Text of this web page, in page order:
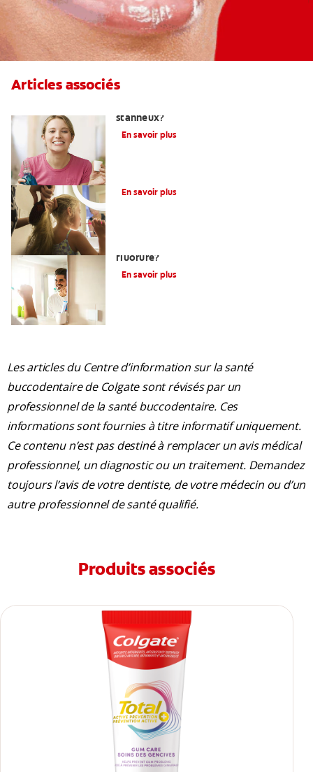
Articles associés
stanneux?
En savoir plus
En savoir plus
fluorure?
En savoir plus
Les articles du Centre d’information sur la santé
buccodentaire de Colgate sont révisés par un
professionnel de la santé buccodentaire. Ces
informations sont fournies à titre informatif uniquement.
Ce contenu n’est pas destiné à remplacer un avis médical
professionnel, un diagnostic ou un traitement. Demandez
toujours l’avis de votre dentiste, de votre médecin ou d’un
autre professionnel de santé qualifié.
Produits associés